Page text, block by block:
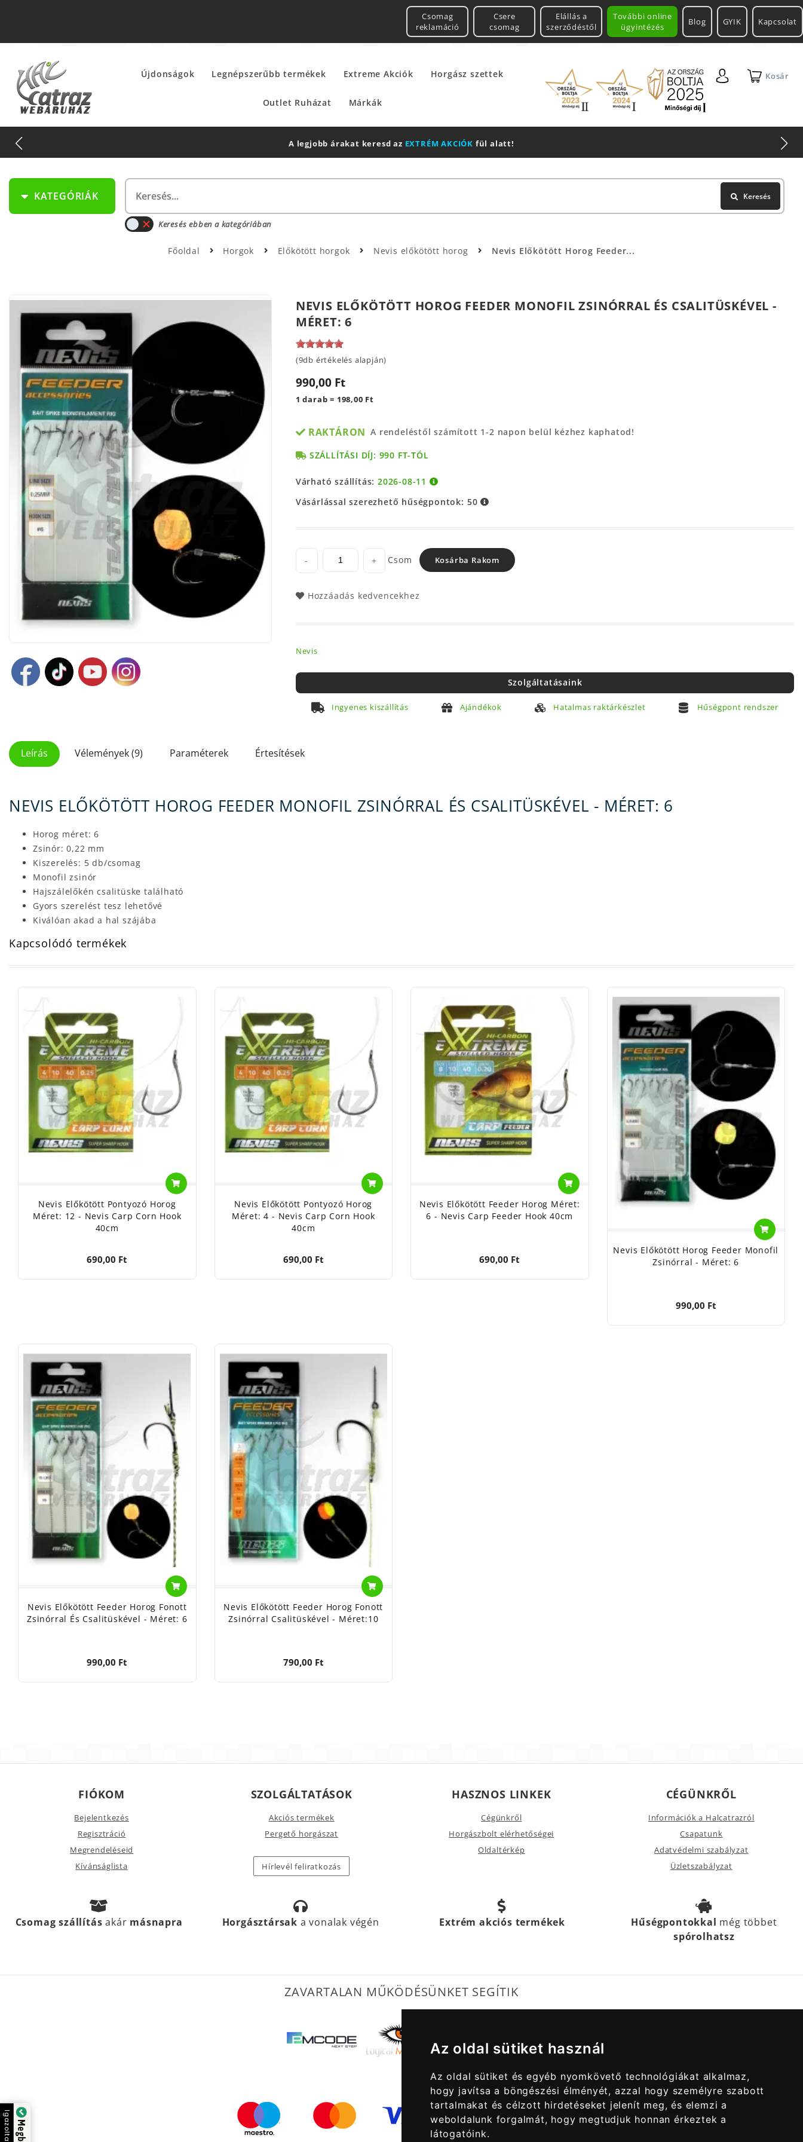
Az oldal sütiket használ
Az oldal sütiket és egyéb nyomkövető technológiákat alkalmaz,
hogy javítsa a böngészési élményét, azzal hogy személyre szabott
tartalmakat és célzott hirdetéseket jelenít meg, és elemzi a
weboldalunk forgalmát, hogy megtudjuk honnan érkeztek a
látogatóink.
További online
ügyintézés
Csomag
reklamáció
Csere
csomag
Elállás a
szerződéstől
Blog GYIK Kapcsolat
Újdonságok Legnépszerűbb termékek Extreme Akciók Horgász szettek
Outlet Ruházat Márkák
Kosár
A legjobb árakat keresd az EXTRÉM AKCIÓK fül alatt!
KATEGÓRIÁK Keresés
Keresés ebben a kategóriában
Főoldal Horgok Előkötött horgok Nevis előkötött horog Nevis Előkötött Horog Feeder...
NEVIS ELŐKÖTÖTT HOROG FEEDER MONOFIL ZSINÓRRAL ÉS CSALITÜSKÉVEL -
MÉRET: 6
(9db értékelés alapján)
990,00 Ft
1 darab = 198,00 Ft
RAKTÁRON A rendeléstől számított 1-2 napon belül kézhez kaphatod!
SZÁLLÍTÁSI DÍJ: 990 FT-TÓL
Várható szállítás:2026-08-11
Vásárlással szerezhető hűségpontok: 50
- + Csom Kosárba Rakom
Hozzáadás kedvencekhez
Nevis
Szolgáltatásaink
Ingyenes kiszállítás Ajándékok Hatalmas raktárkészlet Hűségpont rendszer
Leírás Vélemények (9) Paraméterek Értesítések
NEVIS ELŐKÖTÖTT HOROG FEEDER MONOFIL ZSINÓRRAL ÉS CSALITÜSKÉVEL - MÉRET: 6
Horog méret: 6
Zsinór: 0,22 mm
Kiszerelés: 5 db/csomag
Monofil zsinór
Hajszálelőkén csalitüske található
Gyors szerelést tesz lehetővé
Kiválóan akad a hal szájába
Kapcsolódó termékek
Nevis Előkötött Pontyozó Horog
Méret: 12 - Nevis Carp Corn Hook
40cm
690,00 Ft
Nevis Előkötött Pontyozó Horog
Méret: 4 - Nevis Carp Corn Hook
40cm
690,00 Ft
Nevis Előkötött Feeder Horog Méret:
6 - Nevis Carp Feeder Hook 40cm
690,00 Ft
Nevis Előkötött Horog Feeder Monofil
Zsinórral - Méret: 6
990,00 Ft
Nevis Előkötött Feeder Horog Fonott
Zsinórral És Csalitüskével - Méret: 6
990,00 Ft
Nevis Előkötött Feeder Horog Fonott
Zsinórral Csalitüskével - Méret:10
790,00 Ft
FIÓKOM
Bejelentkezés
Regisztráció
Megrendeléseid
Kívánságlista
SZOLGÁLTATÁSOK
Akciós termékek
Pergető horgászat
Hírlevél feliratkozás
HASZNOS LINKEK
Cégünkről
Horgászbolt elérhetőségei
Oldaltérkép
CÉGÜNKRŐL
Információk a Halcatrazról
Csapatunk
Adatvédelmi szabályzat
Üzletszabályzat
Csomag szállításakár másnapra Horgásztársak a vonalak végén Extrém akciós termékek Hűségpontokkal még többet
spórolhatsz
ZAVARTALAN MŰKÖDÉSÜNKET SEGÍTIK
Igazolta: